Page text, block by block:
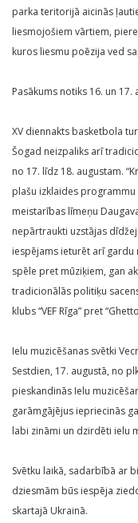
parka teritorijā aicinās
liesmojošiem vārtiem,
kuros liesmu poēzija ved
Pasākums notiks 16. un
XV diennakts basketbola
Šogad neizpaliks arī
no 17. līdz 18. augustam.
plašu izklaides
meistarības līmeņu
nepārtraukti uzstājas
iespējams ieturēt arī gardu
spēle pret mūziķiem, gan
tradicionālās politiķu
klubs “VEF Rīga” pret
Ielu muzicēšanas svētki
Sestdien, 17. augustā, no
pieskandinās Ielu
garāmgājējus iepriecinās
labi zināmi un dzirdēti ielu
Svētku laikā, sadarbībā ar
dziesmām būs iespēja
skartajā Ukrainā.